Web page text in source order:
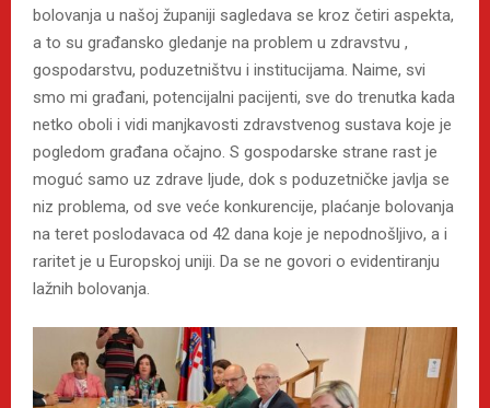
bolovanja u našoj županiji sagledava se kroz četiri aspekta,
a to su građansko gledanje na problem u zdravstvu ,
gospodarstvu, poduzetništvu i institucijama. Naime, svi
smo mi građani, potencijalni pacijenti, sve do trenutka kada
netko oboli i vidi manjkavosti zdravstvenog sustava koje je
pogledom građana očajno. S gospodarske strane rast je
moguć samo uz zdrave ljude, dok s poduzetničke javlja se
niz problema, od sve veće konkurencije, plaćanje bolovanja
na teret poslodavaca od 42 dana koje je nepodnošljivo, a i
raritet je u Europskoj uniji. Da se ne govori o evidentiranju
lažnih bolovanja.